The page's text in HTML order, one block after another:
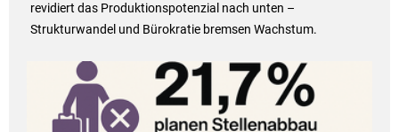
revidiert das Produktionspotenzial nach unten –
Strukturwandel und Bürokratie bremsen Wachstum.